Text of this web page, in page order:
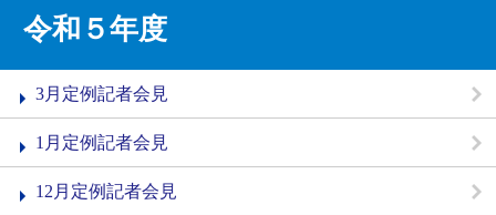
令和５年度
3月定例記者会見
1月定例記者会見
12月定例記者会見